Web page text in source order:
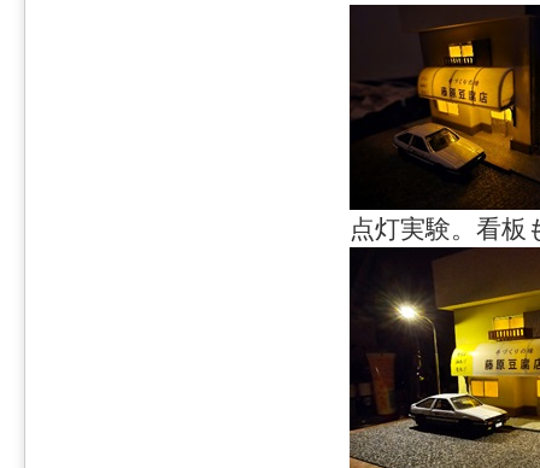
点灯実験。看板